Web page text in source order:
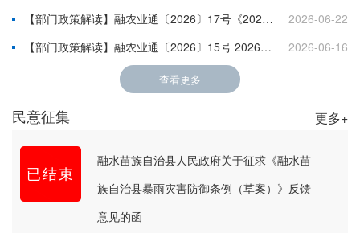
【部门政策解读】融农业通〔2026〕17号《2026年融水县科学施肥增效项目实施方案》政策解读
2026-06-22
【部门政策解读】融农业通〔2026〕15号 2026年水稻高产攻关行动项目政策解读
2026-06-16
查看更多
民意征集 更多+
已结束
融水苗族自治县人民政府关于征求《融水苗
族自治县暴雨灾害防御条例（草案）》反馈
意见的函